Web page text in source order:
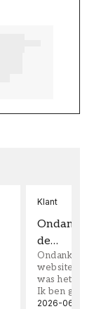
Klant
Ondanks
de…
Ondanks
website
was het
Ik ben
2026-06-08